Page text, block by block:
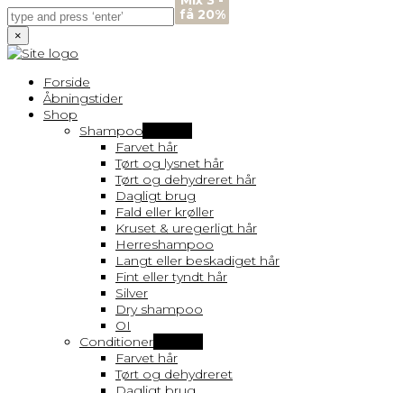
×
Forside
Åbningstider
Shop
Shampoo
Farvet hår
Tørt og lysnet hår
Tørt og dehydreret hår
Dagligt brug
Fald eller krøller
Kruset & uregerligt hår
Herreshampoo
Langt eller beskadiget hår
Fint eller tyndt hår
Silver
Dry shampoo
OI
Conditioner
Farvet hår
Tørt og dehydreret
få 20%
få 20%
få 20%
få 20%
få 20%
få 20%
få 20%
få 20%